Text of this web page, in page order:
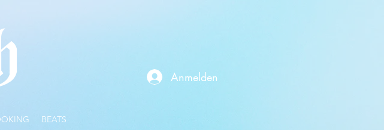
BEATS
Anmelden